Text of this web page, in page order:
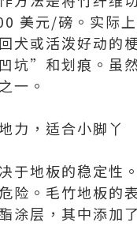
美元/磅。实际
犬或活泼好动的
坑”和划痕。虽
一。
力，适合小脚丫
于地板的稳定性
险。毛竹地板的
涂层，其中添加